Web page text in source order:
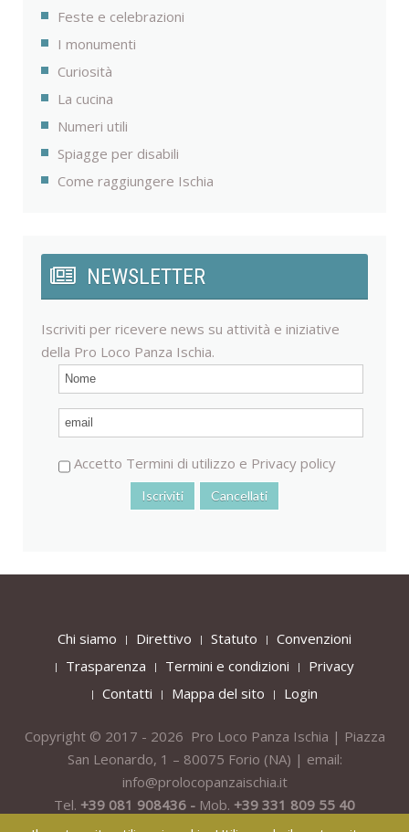
Feste e celebrazioni
I monumenti
Curiosità
La cucina
Numeri utili
Spiagge per disabili
Come raggiungere Ischia
NEWSLETTER
Iscriviti per ricevere news su attività e iniziative
della Pro Loco Panza Ischia.
Accetto Termini di utilizzo e Privacy policy
Chi siamo Direttivo Statuto
Convenzioni
Trasparenza
Termini e condizioni
Privacy
Contatti
Mappa del sito Login
Copyright © 2017 - 2026 Pro Loco Panza Ischia | Piazza
San Leonardo, 1 – 80075 Forio (NA) | email:
info@prolocopanzaischia.it
Tel. +39 081 908436 - Mob. +39 331 809 55 40